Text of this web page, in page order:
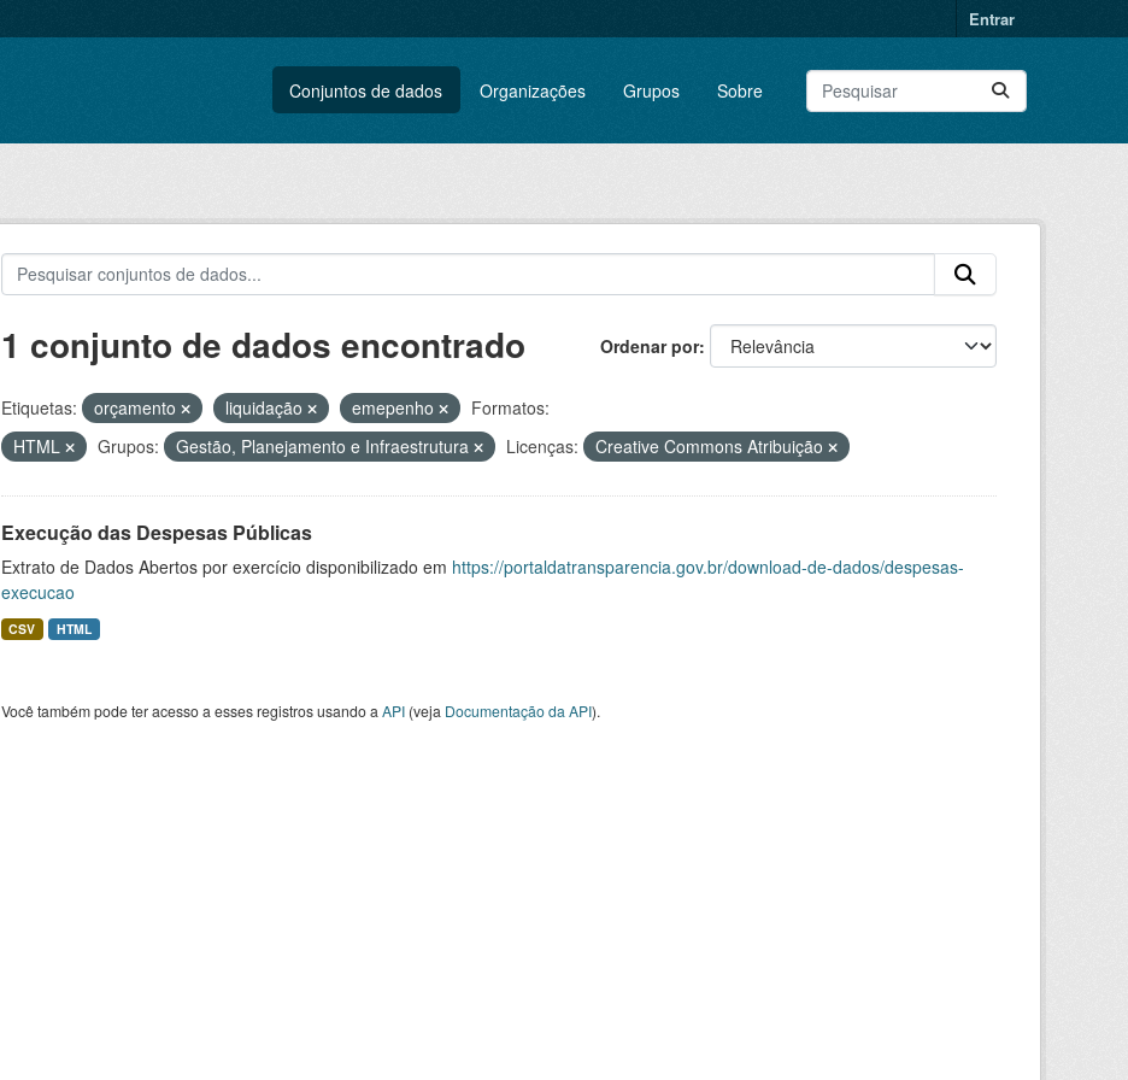
Entrar
Conjuntos de dados Organizações Grupos Sobre
Ordenar por
1 conjunto de dados encontrado
Etiquetas: orçamento liquidação emepenho
Formatos:
HTML
Grupos: Gestão, Planejamento e Infraestrutura Licenças: Creative Commons Atribuição
Execução das Despesas Públicas
Extrato de Dados Abertos por exercício disponibilizado em https://portaldatransparencia.gov.br/download-de-dados/despesas-
execucao
CSV HTML
Você também pode ter acesso a esses registros usando a API(veja Documentação da API).